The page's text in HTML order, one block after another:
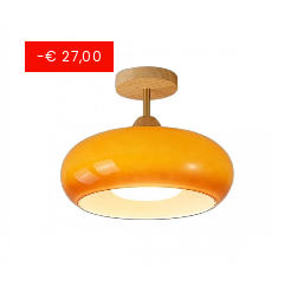
-€ 27,00